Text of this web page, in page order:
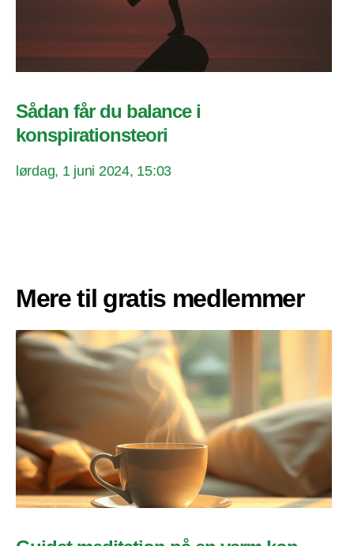
Sådan får du balance i
konspirationsteori
lørdag, 1 juni 2024, 15:03
Mere til gratis medlemmer